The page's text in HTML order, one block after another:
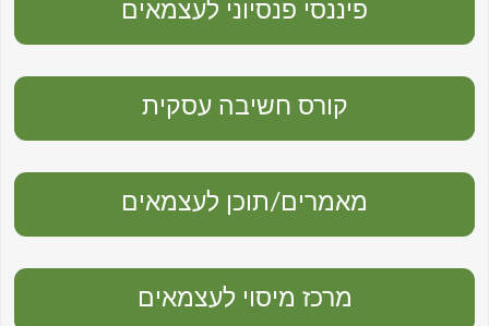
פיננסי פנסיוני לעצמאים
קורס חשיבה עסקית
מאמרים/תוכן לעצמאים
מרכז מיסוי לעצמאים